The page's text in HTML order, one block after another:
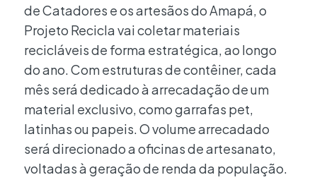
de Catadores e os artesãos do Amapá, o
Projeto Recicla vai coletar materiais
recicláveis de forma estratégica, ao longo
do ano. Com estruturas de contêiner, cada
mês será dedicado à arrecadação de um
material exclusivo, como garrafas pet,
latinhas ou papeis. O volume arrecadado
será direcionado a oficinas de artesanato,
voltadas à geração de renda da população.